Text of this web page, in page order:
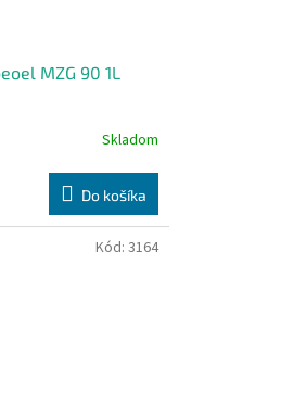
MZG 90 1L
Skladom
Do košíka
Kód: 3164